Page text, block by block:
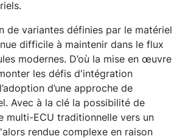
de variantes définies par le matériel
difficile à maintenir dans le flux
modernes. D’où la mise en œuvre
les défis d'intégration
d’une approche de
Avec à la clé la possibilité de
multi-ECU traditionnelle vers un
rendue complexe en raison